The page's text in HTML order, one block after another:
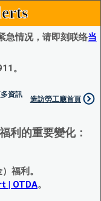
急情况，请即刻联络当
。
資訊
造訪勞工廰首頁
利的重要變化：
福利。
| OTDA。